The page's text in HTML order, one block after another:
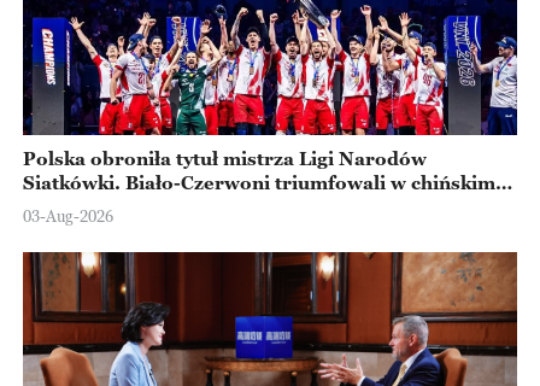
Polska obroniła tytuł mistrza Ligi Narodów
Siatkówki. Biało-Czerwoni triumfowali w chińskim
Ningbo
03-Aug-2026